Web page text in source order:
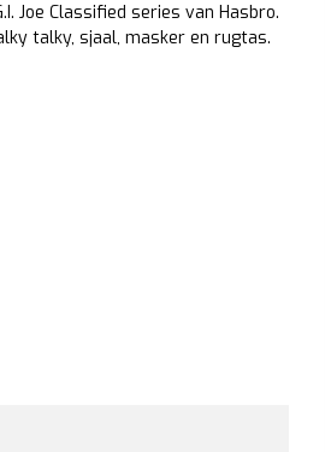
Joe Classified series van Hasbro.
talky, sjaal, masker en rugtas.